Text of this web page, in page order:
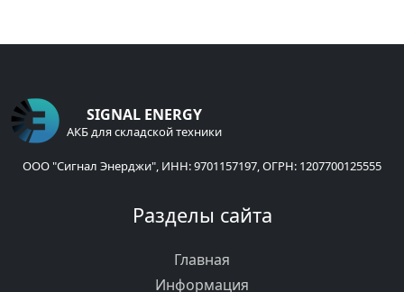
SIGNAL ENERGY
АКБ для складской техники
ООО "Сигнал Энерджи", ИНН: 9701157197, ОГРН: 1207700125555
Разделы сайта
Главная
Информация